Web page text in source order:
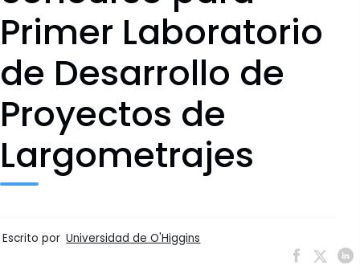
Primer Laboratorio
de Desarrollo de
Proyectos de
Largometrajes
Escrito por Universidad de O'Higgins